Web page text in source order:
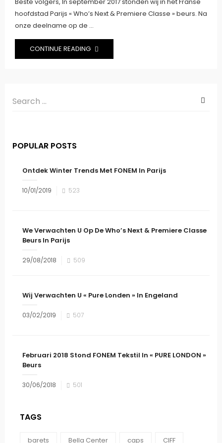
Beste volgers, In september 2017 stonden wij in het Franse
hoofdstad Parijs « Who’s Next & Premiere Classe » beurs. Na
onze deelname op de ...
CONTINUE READING
POPULAR POSTS
Ontdek Winter Trends Met FONEM In Parijs
10/01/2019 523
We Verwachten U Op De Who’s Next & Premiere Classe
Beurs In Parijs
29/08/2018 509
Wij Verwachten U « Pure Londen » In Engeland
03/02/2019 507
Februari 2018 Stond FONEM Tekstil In « PURE LONDON »
Beurs
30/06/2018 501
TAGS
barets Bella Center caps CIFF